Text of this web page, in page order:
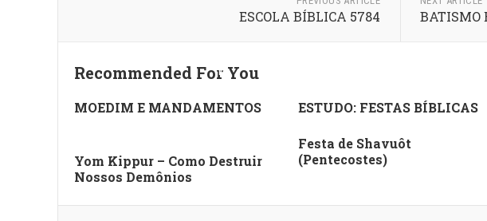
ESCOLA BÍBLICA 5784 BATISMO
Recommended For You
MOEDIM E MANDAMENTOS ESTUDO: FESTAS BÍBLICAS
Yom Kippur – Como Destruir
Nossos Demônios
Festa de Shavuôt
(Pentecostes)